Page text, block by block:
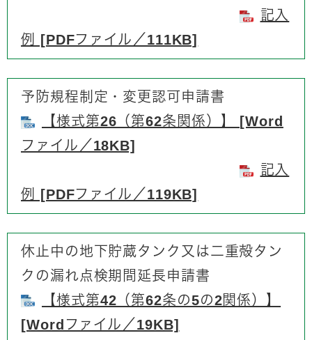
記入
例 [PDFファイル／111KB]
予防規程制定・変更認可申請書
【様式第26（第62条関係）】 [Word
ファイル／18KB]
記入
例 [PDFファイル／119KB]
休止中の地下貯蔵タンク又は二重殻タン
クの漏れ点検期間延長申請書
【様式第42（第62条の5の2関係）】
[Wordファイル／19KB]